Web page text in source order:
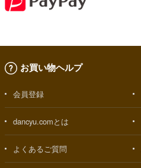
お買い物ヘルプ
会員登録
dancyu.comとは
よくあるご質問